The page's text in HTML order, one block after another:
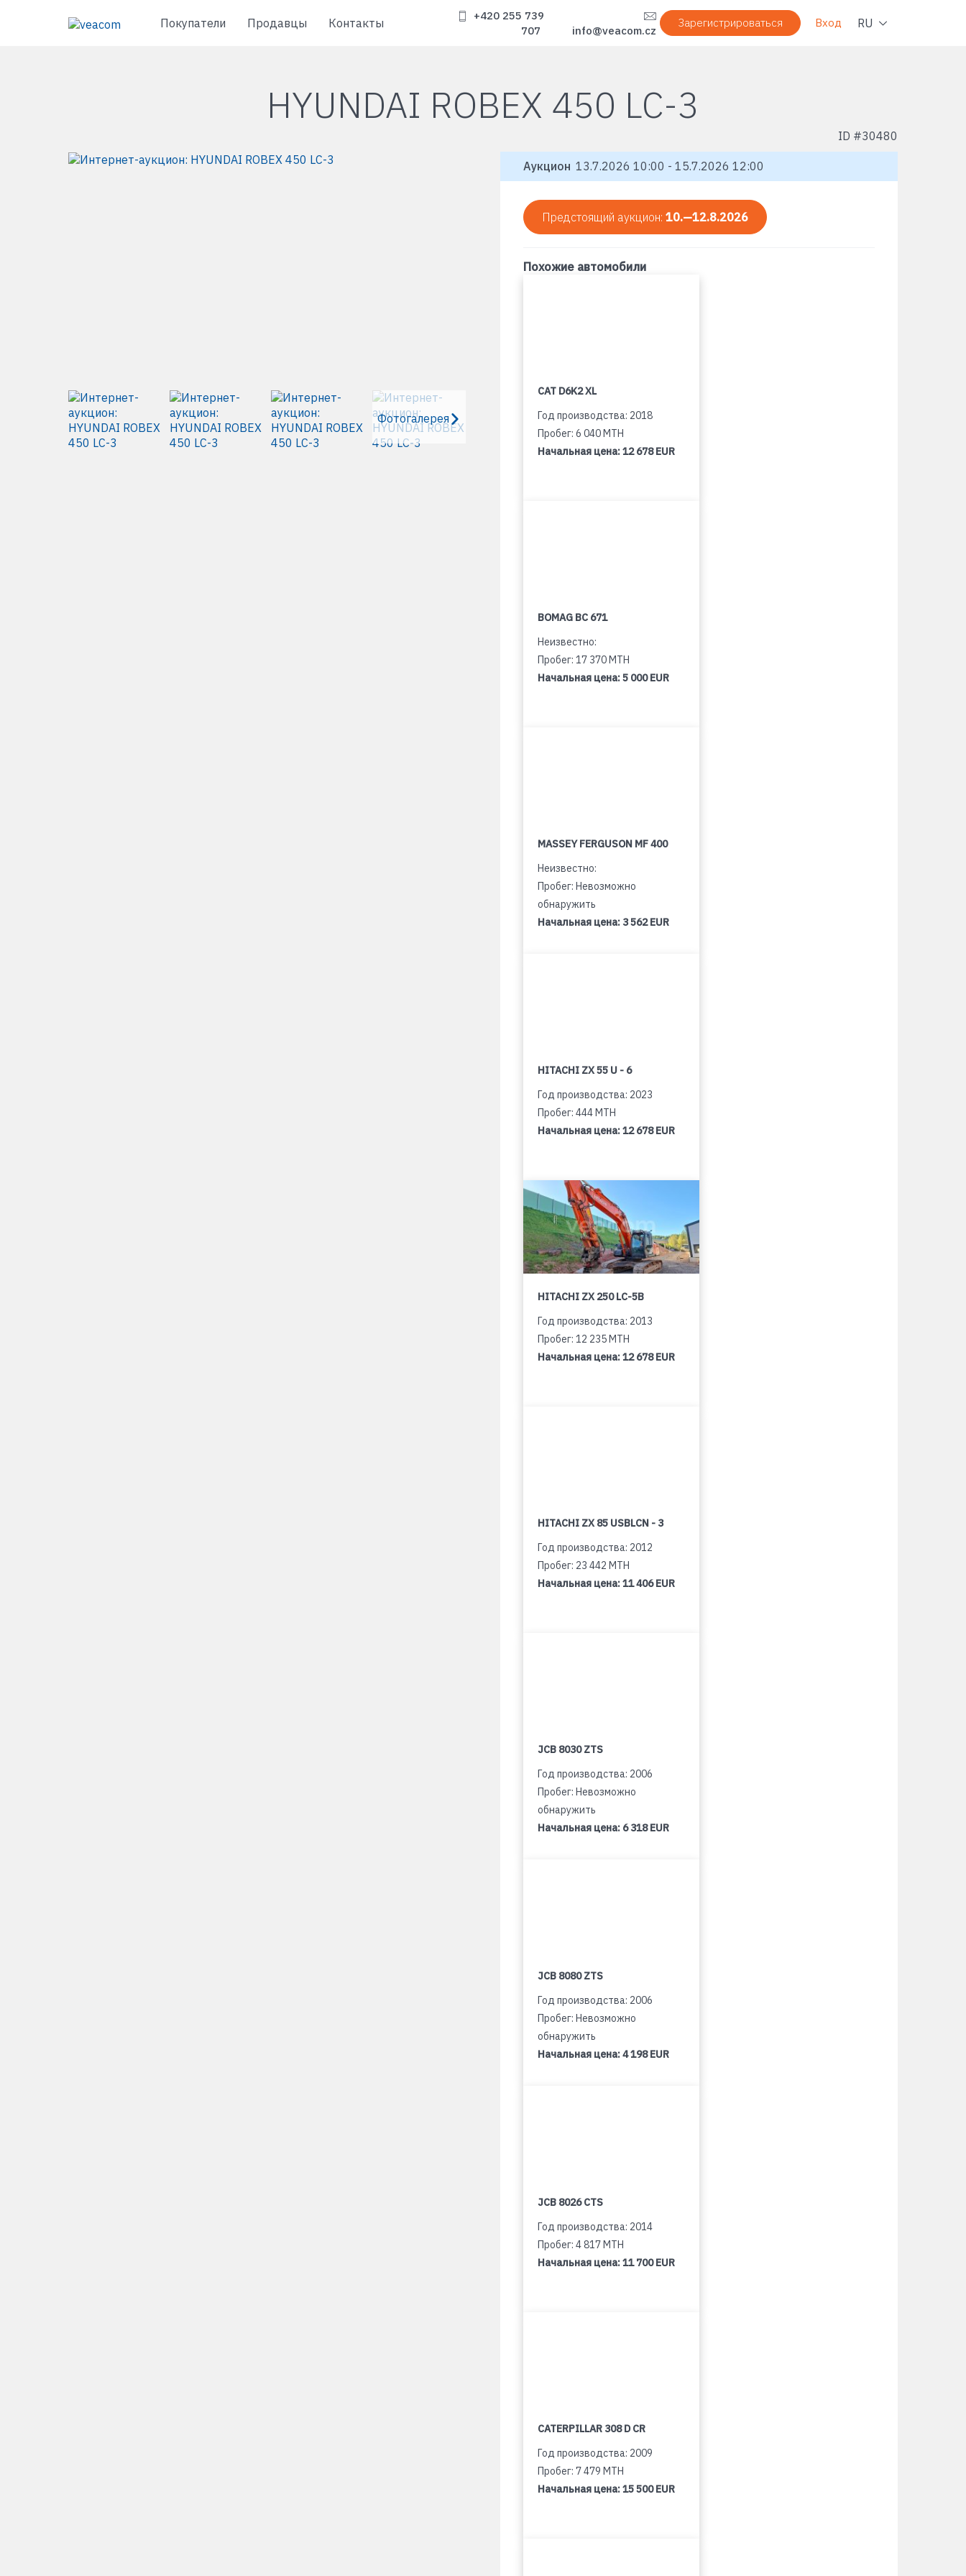
Покупатели Продавцы Контакты Зарегистрироваться Вход
+420 255 739
707
info@veacom.cz
RU
HYUNDAI ROBEX 450 LC-3
ID #30480
Фотогалерея
Аукцион 13.7.2026 10:00 - 15.7.2026 12:00
Предстоящий аукцион: 10.—12.8.2026
Похожие автомобили
CAT D6K2 XL
Год производства: 2018
Пробег: 6 040 MTH
Начальная цена:12 678 EUR
BOMAG BC 671
Неизвестно:
Пробег: 17 370 MTH
Начальная цена:5 000 EUR
MASSEY FERGUSON MF 400
Неизвестно:
Пробег: Невозможно
обнаружить
Начальная цена: 3 562 EUR
HITACHI ZX 55 U - 6
Год производства: 2023
Пробег: 444 MTH
Начальная цена:12 678 EUR
HITACHI ZX 250 LC-5B
Год производства: 2013
Пробег: 12 235 MTH
Начальная цена:12 678 EUR
HITACHI ZX 85 USBLCN - 3
Год производства: 2012
Пробег: 23 442 MTH
Начальная цена:11 406 EUR
JCB 8030 ZTS
Год производства: 2006
Пробег: Невозможно
обнаружить
Начальная цена: 6 318 EUR
JCB 8080 ZTS
Год производства: 2006
Пробег: Невозможно
обнаружить
Начальная цена:4 198 EUR
JCB 8026 CTS
Год производства: 2014
Пробег: 4 817 MTH
Начальная цена:11 700 EUR
CATERPILLAR 308 D CR
Год производства: 2009
Пробег: 7 479 MTH
Начальная цена:15 500 EUR